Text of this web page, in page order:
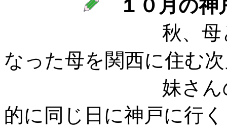
１０月の
秋、母と神戸
なった母を関西に住む
妹さんの看病中
的に同じ日に神戸に行